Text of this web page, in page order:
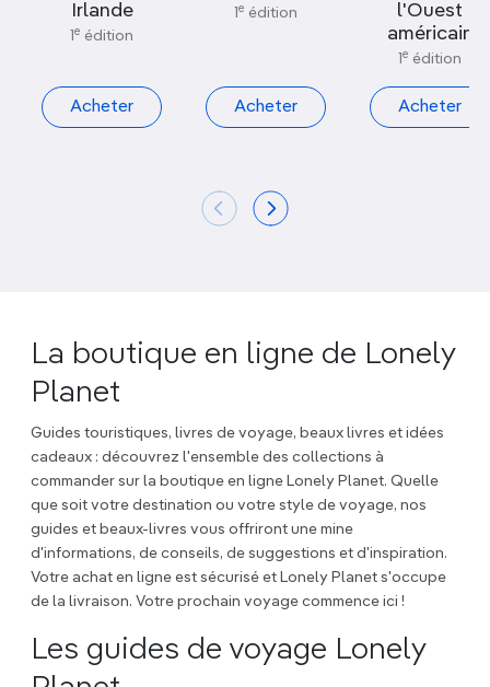
Irlande
1e édition
Acheter
1e édition
Acheter
l'Ouest
américain
1e édition
Acheter
La boutique en ligne de Lonely
Planet
Guides touristiques, livres de voyage, beaux livres et idées
cadeaux : découvrez l'ensemble des collections à
commander sur la boutique en ligne Lonely Planet. Quelle
que soit votre destination ou votre style de voyage, nos
guides et beaux-livres vous offriront une mine
d'informations, de conseils, de suggestions et d'inspiration.
Votre achat en ligne est sécurisé et Lonely Planet s'occupe
de la livraison. Votre prochain voyage commence ici !
Les guides de voyage Lonely